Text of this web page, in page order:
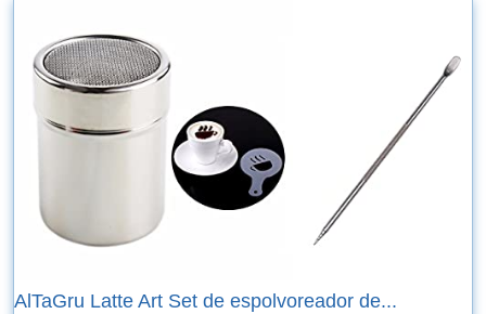
AlTaGru Latte Art Set de espolvoreador de...